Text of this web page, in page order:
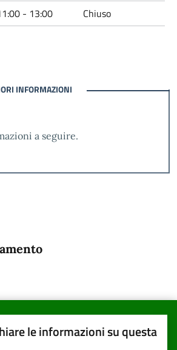
- 13:00 Chiuso
INFORMAZIONI
a seguire.
le informazioni su questa